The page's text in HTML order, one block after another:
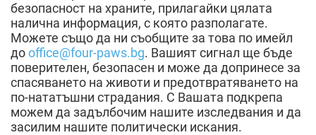
ферми за кучета (puppy mills), където
животните се развъждат интензивно в лоши
условия, или да са незаконно внесени.
безопасност на храните, прилагайки цялата
налична информация, с която разполагате.
Можете също да ни съобщите за това по имейл
доoffice@four-paws.bg. Вашият сигнал ще бъде
поверителен, безопасен и може да допринесе за
спасяването на животи и предотвратяването на
по-нататъшни страдания. С Вашата подкрепа
можем да задълбочим нашите изследвания и да
засилим нашите политически искания.